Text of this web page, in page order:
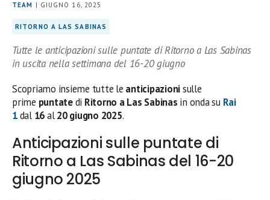
TEAM | GIUGNO 16, 2025
RITORNO A LAS SABINAS
Tutte le anticipazioni sulle puntate di Ritorno a Las Sabinas
in uscita nella settimana del 16-20 giugno
Scopriamo insieme tutte le anticipazionisulle
prime puntatedi Ritorno a Las Sabinas in onda su Rai
1dal16al20 giugno 2025.
Anticipazioni sulle puntate di
Ritorno a Las Sabinas del 16-20
giugno 2025